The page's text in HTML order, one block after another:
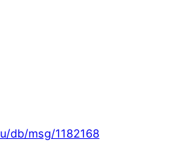
db/msg/1182168